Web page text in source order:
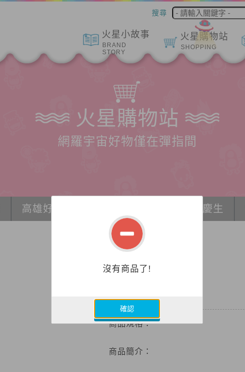
搜尋
火星購物站
SHOPPING
火星小故事
BRAND
STORY
火星購物站
網羅宇宙好物僅在彈指間
高雄好物推薦 派對、慶生
商品規格：
商品簡介：
沒有商品了!
確認